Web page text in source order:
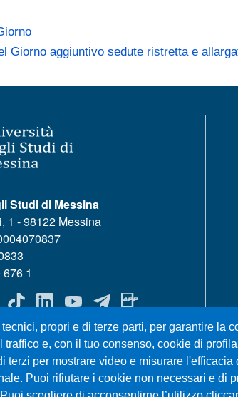
Giorno aggiuntivo sedute ristretta e
propri e di terze parti, per garantire la
e, con il tuo consenso, cookie di
terzi per mostrare video e misurare l'efficacia
Puoi rifiutare i cookie non necessari e di
Studi di Messina
1 - 98122 Messina
1